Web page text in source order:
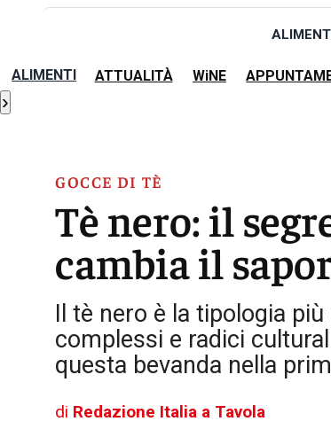
ALIMENTI ATTUALITÀ WiNE
›
GOCCE DI TÈ
Tè nero: il
cambia il
Il tè nero è la tipologia
complessi e radici
questa bevanda nella
di Redazione Italia a Tavola